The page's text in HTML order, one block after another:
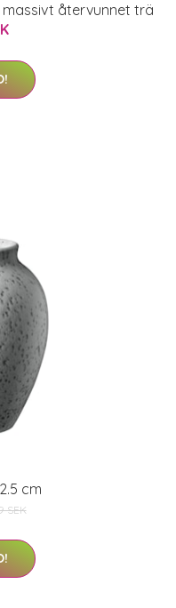
massivt återvunnet trä
cm
SEK